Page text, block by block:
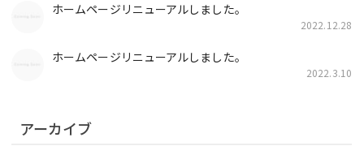
ホームページリニューアルしました。
2022.12.28
ホームページリニューアルしました。
2022.3.10
アーカイブ